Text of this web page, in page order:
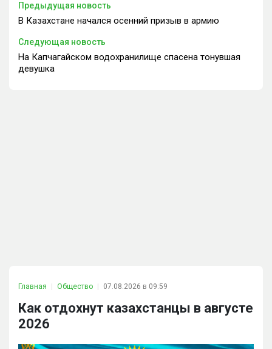
Предыдущая новость
В Казахстане начался осенний призыв в армию
Следующая новость
На Капчагайском водохранилище спасена тонувшая
девушка
Главная Общество 07.08.2026 в 09:59
Как отдохнут казахстанцы в августе
2026